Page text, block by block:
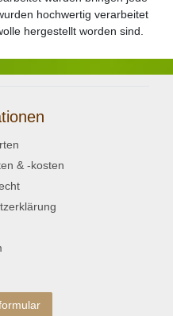
hochwertig verarbeitet
hergestellt worden sind.
& -kosten